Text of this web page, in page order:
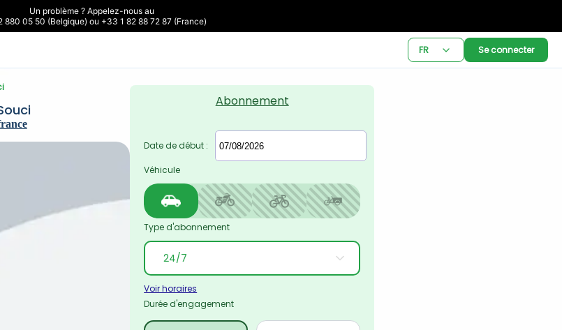
Un problème ? Appelez-nous au
880 05 50 (Belgique) ou +33 1 82 88 72 87 (France)
FR Se connecter
Abonnement
Date de début :
Véhicule
Type d'abonnement
Voir horaires
Durée d'engagement